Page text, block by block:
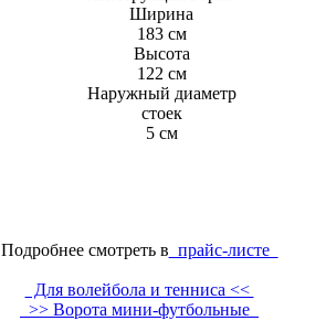
Ширина
183 см
Высота
122 см
Наружный диаметр
стоек
5 см
Подробнее смотреть в прайс-листе
Для волейбола и тенниса <<
>> Ворота мини-футбольные